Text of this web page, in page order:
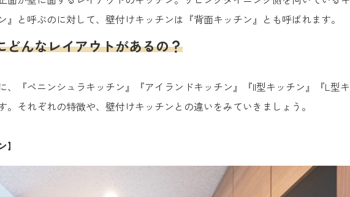
』と呼ぶのに対して、壁付けキッチンは『背面キッチン』とも呼ばれます。
どんなレイアウトがあるの？
、『ペニンシュラキッチン』『アイランドキッチン』『II型キッチン』『L型キ
。それぞれの特徴や、壁付けキッチンとの違いをみていきましょう。